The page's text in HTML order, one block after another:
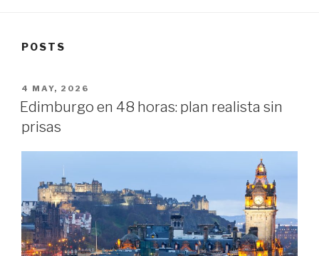
POSTS
POSTED
ON
4 MAY, 2026
Edimburgo en 48 horas: plan realista sin
prisas